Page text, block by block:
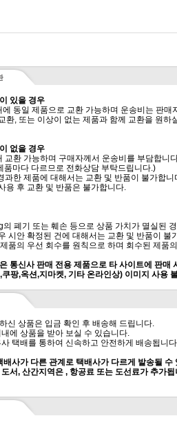
있을 경우
동일 제품으로 교환 가능하며 운송비는 판매
환, 또는 이상이 없는 제품과 함께 교환을 원하
없을 경우
교환 가능하며 구매자께서 운송비를 부담합니
품마다 다르므로 전화상담 부탁드립니다.)
과한 제품에 대해서는 교환 및 반품이 불가합니
용 후 교환 및 반품은 불가합니다.
의 폐기 또는 훼손 등으로 상품 가치가 멸실된
시안 확정된 건에 대해서는 교환 및 반품이 불
품의 우선 회수를 원칙으로 하며 회수된 제품
통신사 판매 전용 제품으로 타 사이트에 판매
팡,옥션,지마켓, 기타 온라인상) 이미지 사용
신 상품은 입금 확인 후 배송해 드립니다.
내에 상품을 받아 보실 수 있습니다.
택배를 통하여 신속하고 안전하게 배송됩니
배사가 다른 관계로 택배사가 다르게 발송될 수
서, 산간지역은 , 항공료 또는 도선료가 추가됩